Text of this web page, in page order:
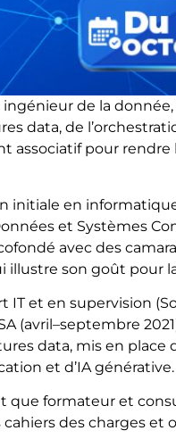
ingénieur de la
data, de
pour rendre
initiale en
et Systèmes
avec des
illustre son goût pour
IT et en supervision
(avril–septembre
data, mis en
et d’IA générative.
que formateur et
des charges